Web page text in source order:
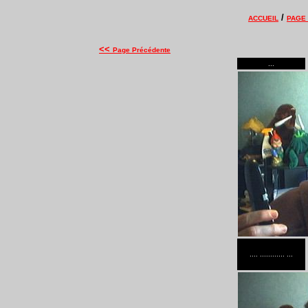
ACCUEIL / PAGE
<< Page Précédente